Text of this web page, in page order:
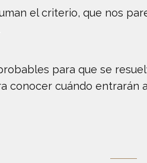
el criterio, que nos
para que se
conocer cuándo entrarán